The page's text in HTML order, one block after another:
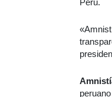
Perú.